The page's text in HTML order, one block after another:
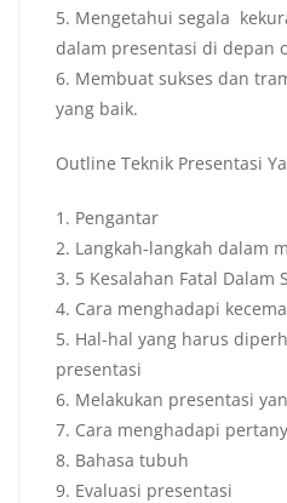
5. Mengetahui segala
dalam presentasi di depan
6. Membuat sukses dan
yang baik.
Outline Teknik Presentasi
1. Pengantar
2. Langkah-langkah dalam
3. 5 Kesalahan Fatal Dalam
4. Cara menghadapi
5. Hal-hal yang harus
presentasi
6. Melakukan presentasi
7. Cara menghadapi
8. Bahasa tubuh
9. Evaluasi presentasi